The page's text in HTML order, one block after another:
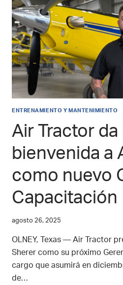
ENTRENAMIENTO Y MANTENIMIENTO
Air Tractor da
bienvenida a
como nuevo
Capacitación
agosto 26, 2025
OLNEY, Texas — Air Tractor
Sherer como su próximo
cargo que asumirá en
de…